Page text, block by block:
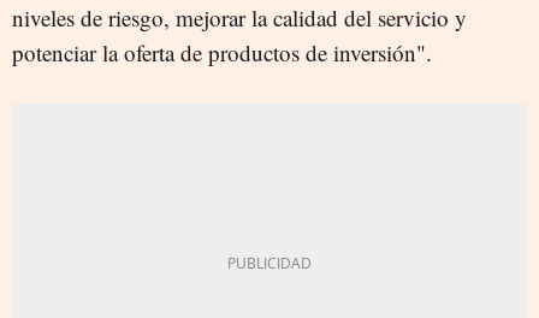
niveles de riesgo, mejorar la calidad del servicio y
potenciar la oferta de productos de inversión".